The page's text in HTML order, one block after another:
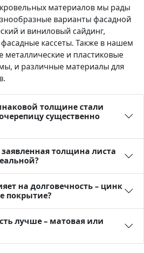
материалов мы рады
варианты фасадной
и виниловый сайдинг,
кассеты. Также в нашем
металлические и пластиковые
и различные материалы для
толщине стали
существенно
толщина листа
на долговечность – цинк
покрытие?
лучше – матовая или